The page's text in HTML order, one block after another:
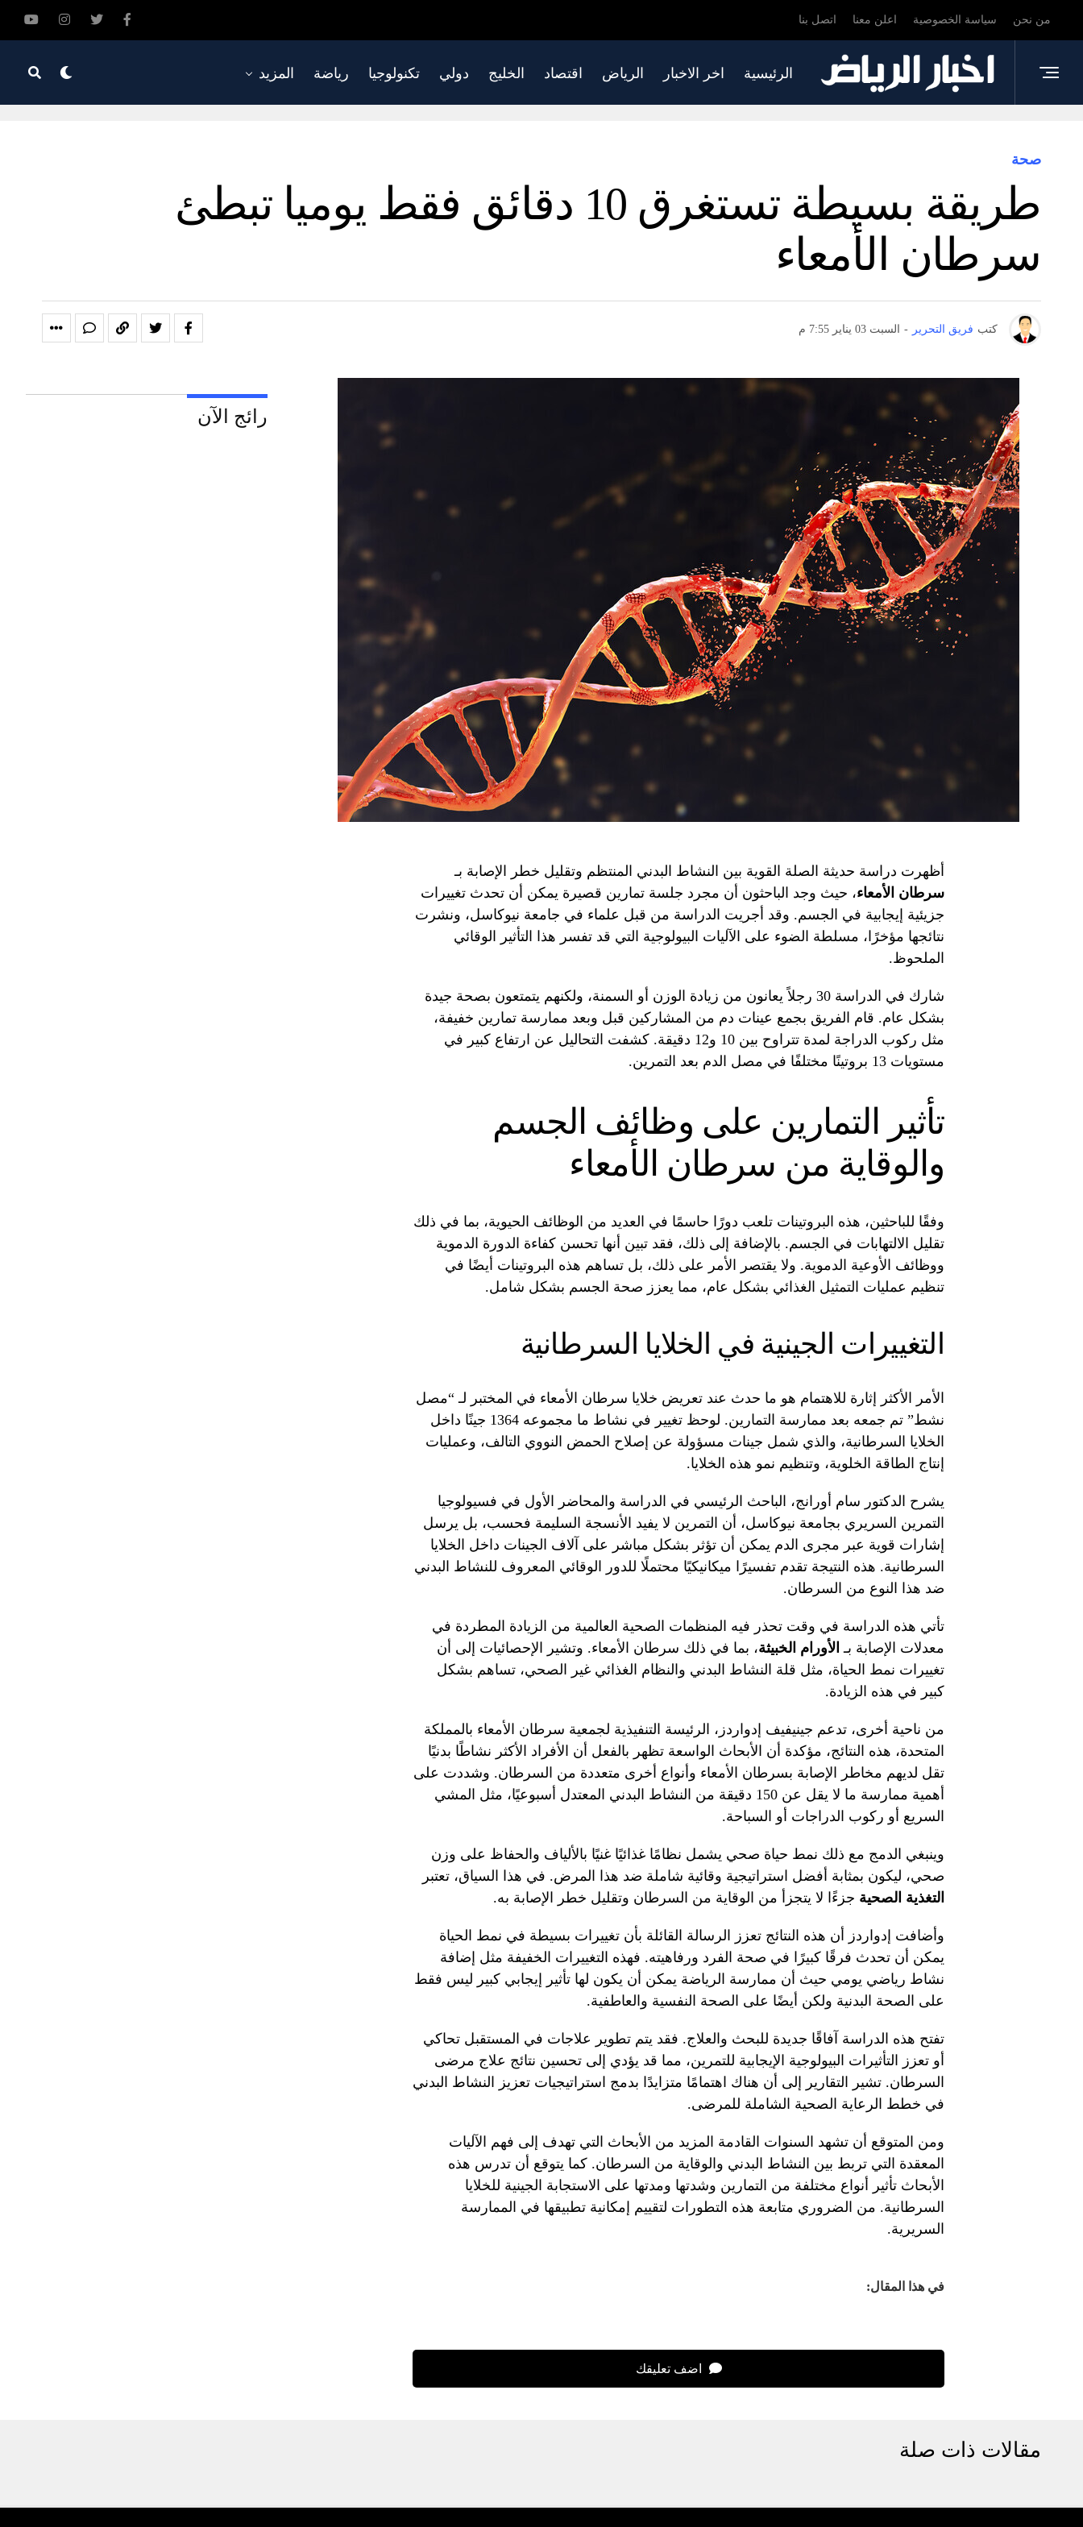
من نحن سياسة الخصوصية اعلن معنا اتصل بنا
الرئيسية اخر الاخبار الرياض اقتصاد الخليج دولي تكنولوجيا رياضة المزيد
صحة
طريقة بسيطة تستغرق 10 دقائق فقط يوميا تبطئ
سرطان الأمعاء
كتب فريق التحرير - السبت 03 يناير 7:55 م
أظهرت دراسة حديثة الصلة القوية بين النشاط البدني المنتظم وتقليل خطر الإصابة بـ
سرطان الأمعاء، حيث وجد الباحثون أن مجرد جلسة تمارين قصيرة يمكن أن تحدث تغييرات
جزيئية إيجابية في الجسم. وقد أجريت الدراسة من قبل علماء في جامعة نيوكاسل، ونشرت
نتائجها مؤخرًا، مسلطة الضوء على الآليات البيولوجية التي قد تفسر هذا التأثير الوقائي
الملحوظ.
شارك في الدراسة 30 رجلاً يعانون من زيادة الوزن أو السمنة، ولكنهم يتمتعون بصحة جيدة
بشكل عام. قام الفريق بجمع عينات دم من المشاركين قبل وبعد ممارسة تمارين خفيفة،
مثل ركوب الدراجة لمدة تتراوح بين 10 و12 دقيقة. كشفت التحاليل عن ارتفاع كبير في
مستويات 13 بروتينًا مختلفًا في مصل الدم بعد التمرين.
تأثير التمارين على وظائف الجسم
والوقاية من سرطان الأمعاء
وفقًا للباحثين، هذه البروتينات تلعب دورًا حاسمًا في العديد من الوظائف الحيوية، بما في ذلك
تقليل الالتهابات في الجسم. بالإضافة إلى ذلك، فقد تبين أنها تحسن كفاءة الدورة الدموية
ووظائف الأوعية الدموية. ولا يقتصر الأمر على ذلك، بل تساهم هذه البروتينات أيضًا في
تنظيم عمليات التمثيل الغذائي بشكل عام، مما يعزز صحة الجسم بشكل شامل.
التغييرات الجينية في الخلايا السرطانية
الأمر الأكثر إثارة للاهتمام هو ما حدث عند تعريض خلايا سرطان الأمعاء في المختبر لـ “مصل
نشط” تم جمعه بعد ممارسة التمارين. لوحظ تغيير في نشاط ما مجموعه 1364 جينًا داخل
الخلايا السرطانية، والذي شمل جينات مسؤولة عن إصلاح الحمض النووي التالف، وعمليات
إنتاج الطاقة الخلوية، وتنظيم نمو هذه الخلايا.
يشرح الدكتور سام أورانج، الباحث الرئيسي في الدراسة والمحاضر الأول في فسيولوجيا
التمرين السريري بجامعة نيوكاسل، أن التمرين لا يفيد الأنسجة السليمة فحسب، بل يرسل
إشارات قوية عبر مجرى الدم يمكن أن تؤثر بشكل مباشر على آلاف الجينات داخل الخلايا
السرطانية. هذه النتيجة تقدم تفسيرًا ميكانيكيًا محتملًا للدور الوقائي المعروف للنشاط البدني
ضد هذا النوع من السرطان.
تأتي هذه الدراسة في وقت تحذر فيه المنظمات الصحية العالمية من الزيادة المطردة في
معدلات الإصابة بـ الأورام الخبيثة، بما في ذلك سرطان الأمعاء. وتشير الإحصائيات إلى أن
تغييرات نمط الحياة، مثل قلة النشاط البدني والنظام الغذائي غير الصحي، تساهم بشكل
كبير في هذه الزيادة.
من ناحية أخرى، تدعم جينيفيف إدواردز، الرئيسة التنفيذية لجمعية سرطان الأمعاء بالمملكة
المتحدة، هذه النتائج، مؤكدة أن الأبحاث الواسعة تظهر بالفعل أن الأفراد الأكثر نشاطًا بدنيًا
تقل لديهم مخاطر الإصابة بسرطان الأمعاء وأنواع أخرى متعددة من السرطان. وشددت على
أهمية ممارسة ما لا يقل عن 150 دقيقة من النشاط البدني المعتدل أسبوعيًا، مثل المشي
السريع أو ركوب الدراجات أو السباحة.
وينبغي الدمج مع ذلك نمط حياة صحي يشمل نظامًا غذائيًا غنيًا بالألياف والحفاظ على وزن
صحي، ليكون بمثابة أفضل استراتيجية وقائية شاملة ضد هذا المرض. في هذا السياق، تعتبر
التغذية الصحية جزءًا لا يتجزأ من الوقاية من السرطان وتقليل خطر الإصابة به.
وأضافت إدواردز أن هذه النتائج تعزز الرسالة القائلة بأن تغييرات بسيطة في نمط الحياة
يمكن أن تحدث فرقًا كبيرًا في صحة الفرد ورفاهيته. فهذه التغييرات الخفيفة مثل إضافة
نشاط رياضي يومي حيث أن ممارسة الرياضة يمكن أن يكون لها تأثير إيجابي كبير ليس فقط
على الصحة البدنية ولكن أيضًا على الصحة النفسية والعاطفية.
تفتح هذه الدراسة آفاقًا جديدة للبحث والعلاج. فقد يتم تطوير علاجات في المستقبل تحاكي
أو تعزز التأثيرات البيولوجية الإيجابية للتمرين، مما قد يؤدي إلى تحسين نتائج علاج مرضى
السرطان. تشير التقارير إلى أن هناك اهتمامًا متزايدًا بدمج استراتيجيات تعزيز النشاط البدني
في خطط الرعاية الصحية الشاملة للمرضى.
ومن المتوقع أن تشهد السنوات القادمة المزيد من الأبحاث التي تهدف إلى فهم الآليات
المعقدة التي تربط بين النشاط البدني والوقاية من السرطان. كما يتوقع أن تدرس هذه
الأبحاث تأثير أنواع مختلفة من التمارين وشدتها ومدتها على الاستجابة الجينية للخلايا
السرطانية. من الضروري متابعة هذه التطورات لتقييم إمكانية تطبيقها في الممارسة
السريرية.
في هذا المقال:
اضف تعليقك
رائج الآن
مقالات ذات صلة